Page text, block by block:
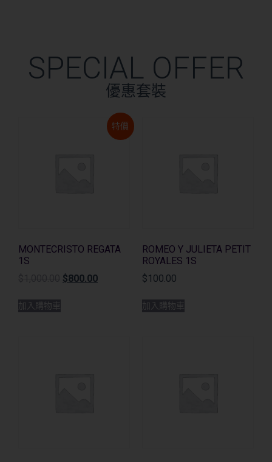
SPECIAL OFFER
優惠套裝
特價
MONTECRISTO REGATA
1S
$800.00
加入購物車
ROMEO Y JULIETA PETIT
ROYALES 1S
$100.00
加入購物車